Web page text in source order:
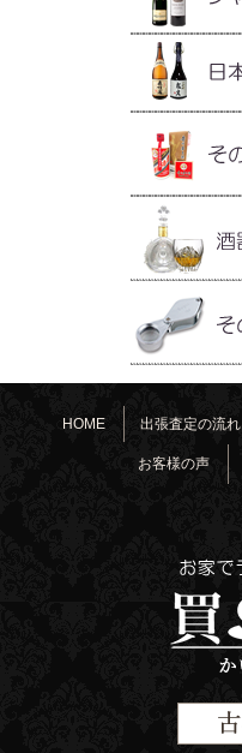
HOME 出張査定の流れ
お客様の声